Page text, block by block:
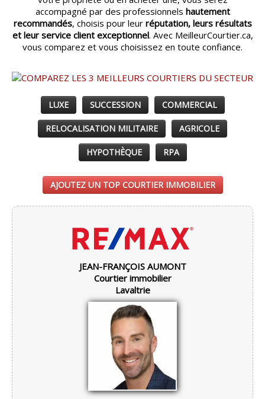
ACHETEUR / VENDEUR▼
ENTREPRENEURS▼
ESPACE COURTIER ▼
accompagné par des professionnels hautement
recommandés, choisis pour leur réputation, leurs résultats
et leur service client exceptionnel. Avec MeilleurCourtier.ca,
vous comparez et vous choisissez en toute confiance.
LUXE SUCCESSION COMMERCIAL
RELOCALISATION MILITAIRE AGRICOLE
HYPOTHÈQUE RPA
AJOUTEZ UN TOP COURTIER IMMOBILIER
JEAN-FRANÇOIS AUMONT
Courtier immobilier
Lavaltrie